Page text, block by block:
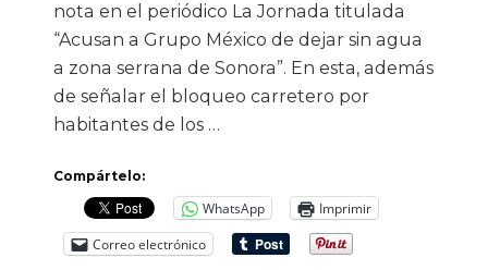
nota en el periódico La Jornada titulada
“Acusan a Grupo México de dejar sin agua
a zona serrana de Sonora”. En esta, además
de señalar el bloqueo carretero por
habitantes de los …
Compártelo:
WhatsApp
Imprimir
Correo electrónico